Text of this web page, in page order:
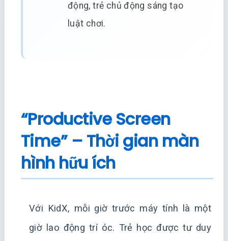
động, trẻ chủ động sáng tạo
luật chơi.
“Productive Screen
Time” – Thời gian màn
hình hữu ích
Với KidX, mỗi giờ trước máy tính là một
giờ lao động trí óc. Trẻ học được tư duy